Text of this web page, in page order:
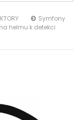
Symfony
helmu k detekci